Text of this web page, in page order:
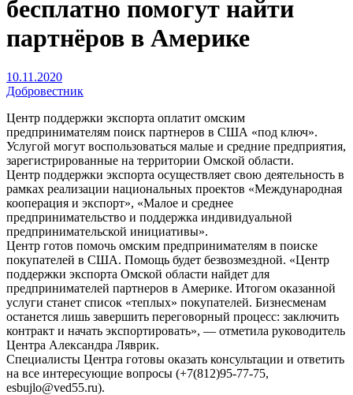
бесплатно помогут найти
партнёров в Америке
10.11.2020
Добровестник
Центр поддержки экспорта оплатит омским
предпринимателям поиск партнеров в США «под ключ».
Услугой могут воспользоваться малые и средние предприятия,
зарегистрированные на территории Омской области.
Центр поддержки экспорта осуществляет свою деятельность в
рамках реализации национальных проектов «Международная
кооперация и экспорт», «Малое и среднее
предпринимательство и поддержка индивидуальной
предпринимательской инициативы».
Центр готов помочь омским предпринимателям в поиске
покупателей в США. Помощь будет безвозмездной. «Центр
поддержки экспорта Омской области найдет для
предпринимателей партнеров в Америке. Итогом оказанной
услуги станет список «теплых» покупателей. Бизнесменам
останется лишь завершить переговорный процесс: заключить
контракт и начать экспортировать», — отметила руководитель
Центра Александра Ляврик.
Специалисты Центра готовы оказать консультации и ответить
на все интересующие вопросы (+7(812)95-77-75,
esbujlo@ved55.ru).